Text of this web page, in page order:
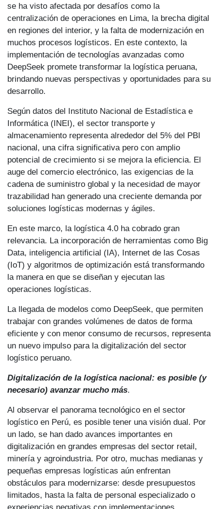
se ha visto afectada por desafíos como la
centralización de operaciones en Lima, la brecha digital
en regiones del interior, y la falta de modernización en
muchos procesos logísticos. En este contexto, la
implementación de tecnologías avanzadas como
DeepSeek promete transformar la logística peruana,
brindando nuevas perspectivas y oportunidades para su
desarrollo.
Según datos del Instituto Nacional de Estadística e
Informática (INEI), el sector transporte y
almacenamiento representa alrededor del 5% del PBI
nacional, una cifra significativa pero con amplio
potencial de crecimiento si se mejora la eficiencia. El
auge del comercio electrónico, las exigencias de la
cadena de suministro global y la necesidad de mayor
trazabilidad han generado una creciente demanda por
soluciones logísticas modernas y ágiles.
En este marco, la logística 4.0 ha cobrado gran
relevancia. La incorporación de herramientas como Big
Data, inteligencia artificial (IA), Internet de las Cosas
(IoT) y algoritmos de optimización está transformando
la manera en que se diseñan y ejecutan las
operaciones logísticas.
La llegada de modelos como DeepSeek, que permiten
trabajar con grandes volúmenes de datos de forma
eficiente y con menor consumo de recursos, representa
un nuevo impulso para la digitalización del sector
logístico peruano.
Digitalización de la logística nacional: es posible (y
necesario) avanzar mucho más.
Al observar el panorama tecnológico en el sector
logístico en Perú, es posible tener una visión dual. Por
un lado, se han dado avances importantes en
digitalización en grandes empresas del sector retail,
minería y agroindustria. Por otro, muchas medianas y
pequeñas empresas logísticas aún enfrentan
obstáculos para modernizarse: desde presupuestos
limitados, hasta la falta de personal especializado o
experiencias negativas con implementaciones